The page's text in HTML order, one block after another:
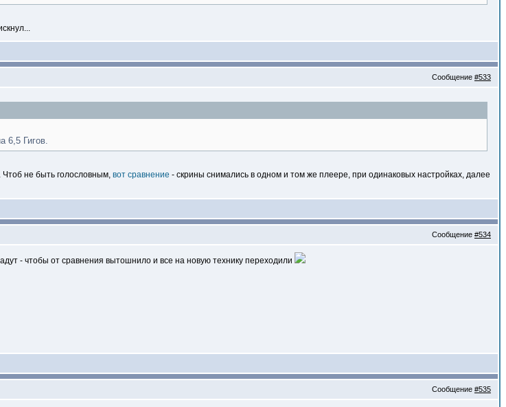
Сообщение #533
6,5 Гигов.
Чтоб не быть голословным, вот сравнение - скрины снимались в одном и том же плеере, при одинаковых настройках, далее
Сообщение #534
- чтобы от сравнения вытошнило и все на новую технику переходили
Сообщение #535